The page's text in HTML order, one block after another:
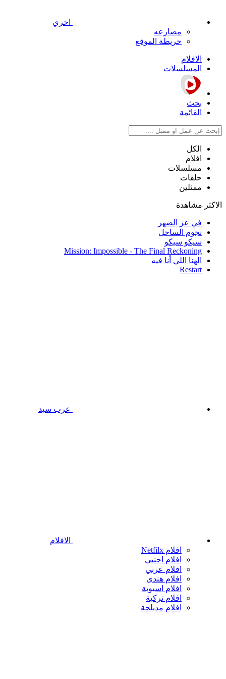
اخري
مصارعه
خريطة الموقع
الافلام
المسلسلات
بحث
القائمة
الكل
افلام
مسلسلات
حلقات
ممثلين
الاكثر مشاهدة
في عز الضهر
نجوم الساحل
سيكو سيكو
Mission: Impossible - The Final Reckoning
الهنا اللي أنا فيه
Restart
عرب سيد
الافلام
افلام Netfilx
افلام اجنبي
افلام عربي
افلام هندى
افلام اسيوية
افلام تركية
افلام مدبلجة